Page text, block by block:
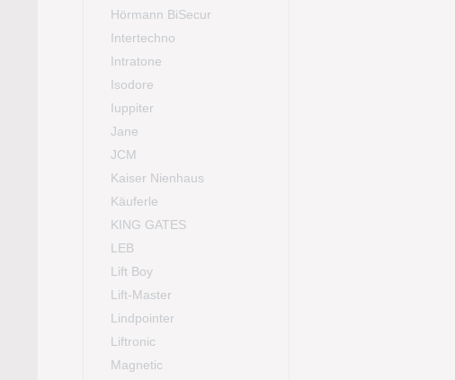
Hörmann BiSecur
Intertechno
Intratone
Isodore
Iuppiter
Jane
JCM
Kaiser Nienhaus
Käuferle
KING GATES
LEB
Lift Boy
Lift-Master
Lindpointer
Liftronic
Magnetic